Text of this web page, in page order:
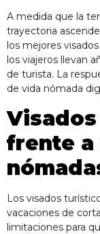
A medida que la
trayectoria
los mejores
los viajeros llevan
de turista. La
de vida nómada
frente a
Los visados
vacaciones de
limitaciones para